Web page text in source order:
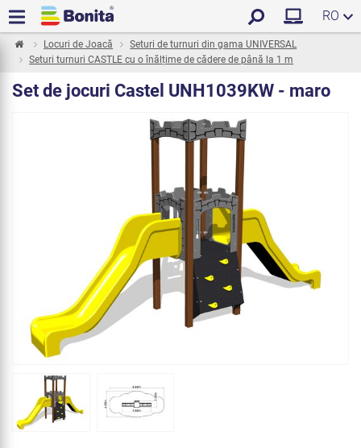
RO
Locuri de Joacă
Seturi de turnuri din gama UNIVERSAL
Seturi turnuri CASTLE cu o înălțime de cădere de până la 1 m
Set de jocuri Castel UNH1039KW - maro